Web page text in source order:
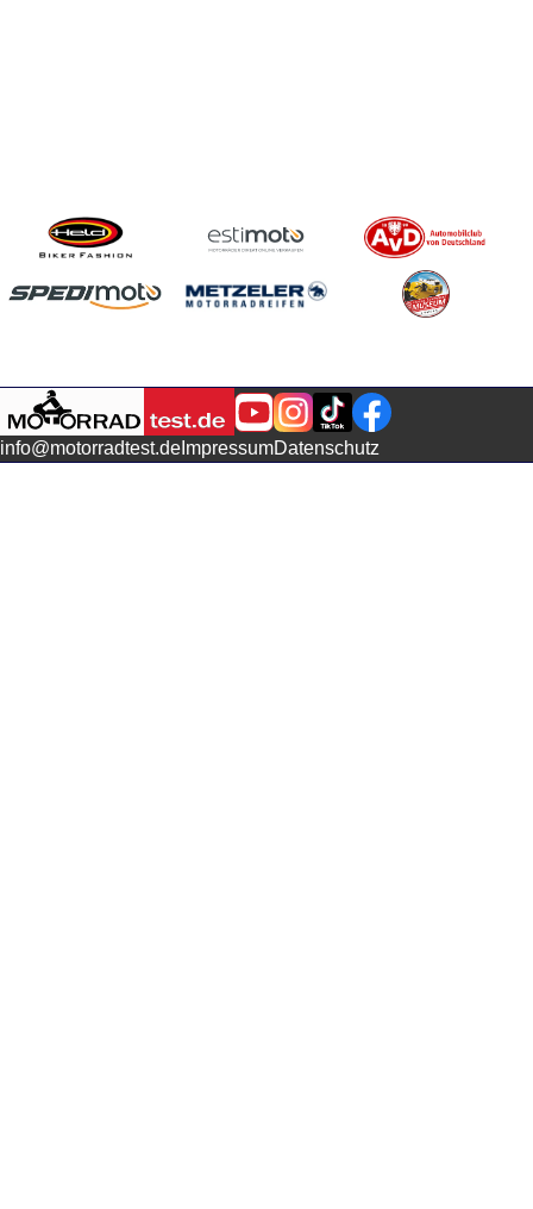
info@motorradtest.de ImpressumDatenschutz